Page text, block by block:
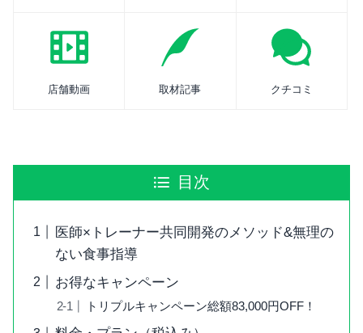
店舗動画 取材記事 クチコミ
目次
医師×トレーナー共同開発のメソッド&無理の
ない食事指導
お得なキャンペーン
トリプルキャンペーン総額83,000円OFF！